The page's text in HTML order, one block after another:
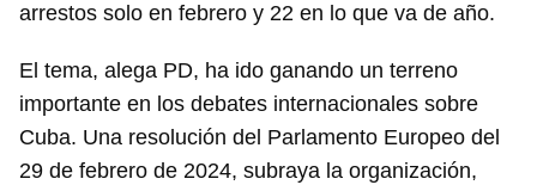
arrestos solo en febrero y 22 en lo que va de año.
El tema, alega PD, ha ido ganando un terreno
importante en los debates internacionales sobre
Cuba. Una resolución del Parlamento Europeo del
29 de febrero de 2024, subraya la organización,